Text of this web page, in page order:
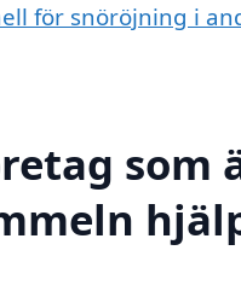
för snöröjning i
som